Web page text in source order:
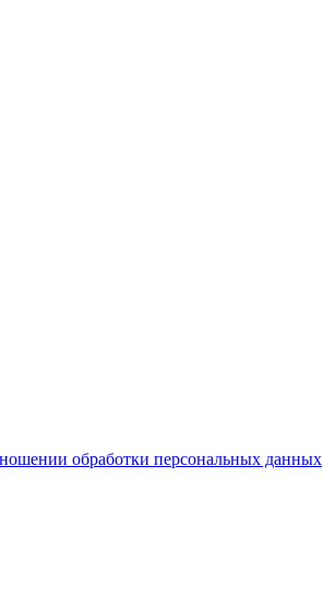
обработки персональных данных